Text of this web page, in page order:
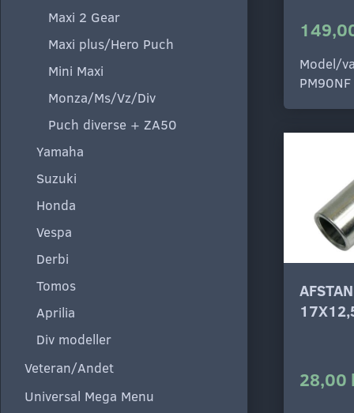
Maxi 2 Gear
Maxi plus/Hero Puch
Mini Maxi
Monza/Ms/Vz/Div
Puch diverse + ZA50
Yamaha
Suzuki
Honda
Vespa
Derbi
Tomos
Aprilia
Div modeller
Veteran/Andet
Universal Mega Menu
Model/
PM90NF
28,00